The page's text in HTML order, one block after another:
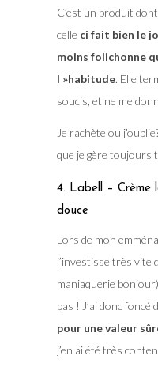
C’est un produit
celle ci fait bien le
moins folichonne
l »habitude. Elle
soucis, et ne me
Je rachète ou
que je gère toujours
4. Labell – Crème
douce
Lors de mon
j’investisse très vite
maniaquerie
pas ! J’ai donc
pour une valeur
j’en ai été très